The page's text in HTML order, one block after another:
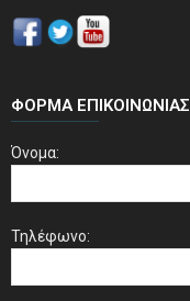
ΦΌΡΜΑ ΕΠΙΚΟΙΝΩΝΊΑΣ
Όνομα:
Τηλέφωνο: